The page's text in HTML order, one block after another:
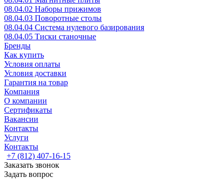
08.04.02 Наборы прижимов
08.04.03 Поворотные столы
08.04.04 Система нулевого базирования
08.04.05 Тиски станочные
Бренды
Как купить
Условия оплаты
Условия доставки
Гарантия на товар
Компания
О компании
Сертификаты
Вакансии
Контакты
Услуги
Контакты
+7 (812) 407-16-15
Заказать звонок
Задать вопрос